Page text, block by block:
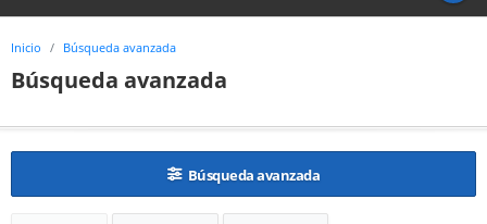
Inicio Búsqueda avanzada
Búsqueda avanzada
Búsqueda avanzada